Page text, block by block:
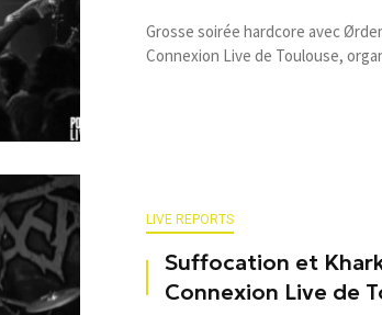
Grosse soirée hardcore avec
Connexion Live de Toulouse,
LIVE REPORTS
Suffocation et
Connexion Live de